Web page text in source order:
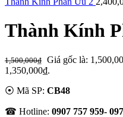
Thành Kính
1,500,000₫ Giá gốc là:
1,350,000₫.
⦿ Mã SP: CB48
☎ Hotline: 0907 757 959-